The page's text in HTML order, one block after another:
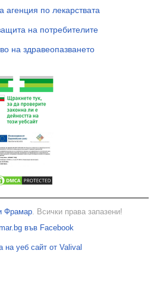
агенция по лекарствата
на потребителите
на здравеопазването
Фрамар. Всички права запазени!
във Facebook
на уеб сайт от Valival